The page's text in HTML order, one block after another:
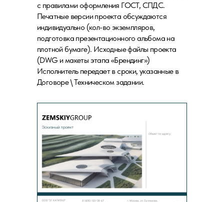
с правилами оформления ГОСТ, СПДС.
Печатные версии проекта обсуждаются
индивидуально (кол-во экземпляров,
подготовка презентационного альбома на
плотной бумаге). Исходные файлы проекта
(DWG и макеты этапа «Брендинг»)
Исполнитель передает в сроки, указанные в
Договоре \ Техническом задании.